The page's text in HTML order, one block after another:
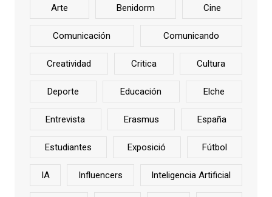
Arte Benidorm Cine
Comunicación Comunicando
Creatividad Critica Cultura
Deporte Educación Elche
Entrevista Erasmus España
Estudiantes Exposició Fútbol
IA Influencers Inteligencia Artificial